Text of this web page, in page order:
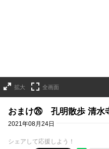
拡大 全画面
おまけ㉖ 孔明散歩 清水
2021年08月24日
シェアして応援しよう！